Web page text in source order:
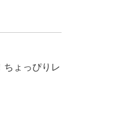
ちょっぴりレ